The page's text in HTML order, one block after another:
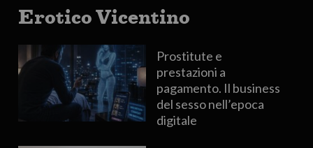
Erotico Vicentino
Prostitute e
prestazioni a
pagamento. Il business
del sesso nell’epoca
digitale